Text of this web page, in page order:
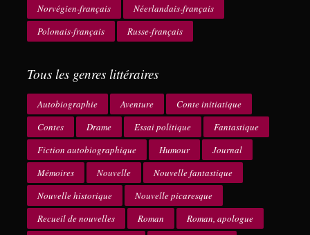
Norvégien-français
Néerlandais-français
Polonais-français
Russe-français
Tous les genres littéraires
Autobiographie Aventure
Conte initiatique
Contes
Drame Essai politique
Fantastique
Fiction autobiographique
Humour
Journal
Mémoires
Nouvelle
Nouvelle fantastique
Nouvelle historique
Nouvelle picaresque
Recueil de nouvelles
Roman Roman, apologue